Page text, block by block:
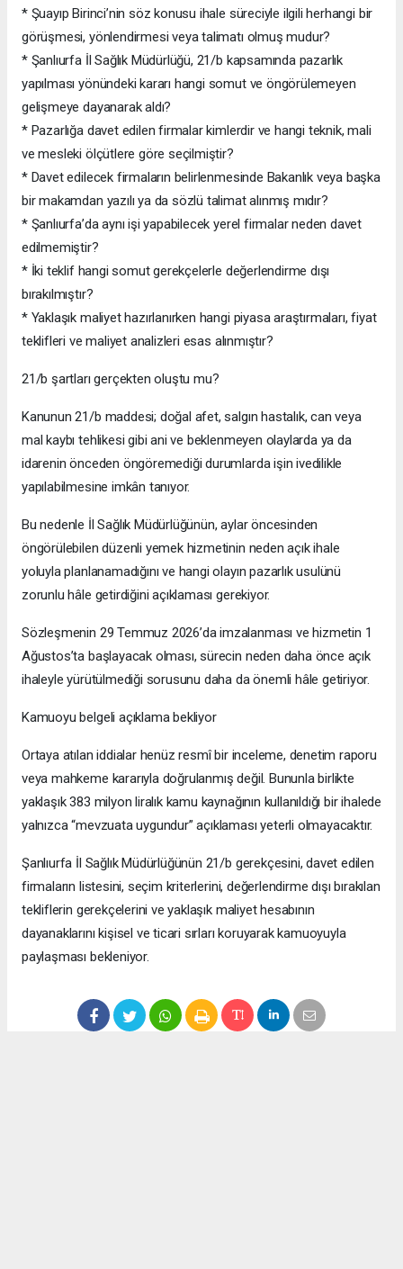
* Şuayıp Birinci’nin söz konusu ihale süreciyle ilgili herhangi bir
görüşmesi, yönlendirmesi veya talimatı olmuş mudur?
* Şanlıurfa İl Sağlık Müdürlüğü, 21/b kapsamında pazarlık
yapılması yönündeki kararı hangi somut ve öngörülemeyen
gelişmeye dayanarak aldı?
* Pazarlığa davet edilen firmalar kimlerdir ve hangi teknik, mali
ve mesleki ölçütlere göre seçilmiştir?
* Davet edilecek firmaların belirlenmesinde Bakanlık veya başka
bir makamdan yazılı ya da sözlü talimat alınmış mıdır?
* Şanlıurfa’da aynı işi yapabilecek yerel firmalar neden davet
edilmemiştir?
* İki teklif hangi somut gerekçelerle değerlendirme dışı
bırakılmıştır?
* Yaklaşık maliyet hazırlanırken hangi piyasa araştırmaları, fiyat
teklifleri ve maliyet analizleri esas alınmıştır?
21/b şartları gerçekten oluştu mu?
Kanunun 21/b maddesi; doğal afet, salgın hastalık, can veya
mal kaybı tehlikesi gibi ani ve beklenmeyen olaylarda ya da
idarenin önceden öngöremediği durumlarda işin ivedilikle
yapılabilmesine imkân tanıyor.
Bu nedenle İl Sağlık Müdürlüğünün, aylar öncesinden
öngörülebilen düzenli yemek hizmetinin neden açık ihale
yoluyla planlanamadığını ve hangi olayın pazarlık usulünü
zorunlu hâle getirdiğini açıklaması gerekiyor.
Sözleşmenin 29 Temmuz 2026’da imzalanması ve hizmetin 1
Ağustos’ta başlayacak olması, sürecin neden daha önce açık
ihaleyle yürütülmediği sorusunu daha da önemli hâle getiriyor.
Kamuoyu belgeli açıklama bekliyor
Ortaya atılan iddialar henüz resmî bir inceleme, denetim raporu
veya mahkeme kararıyla doğrulanmış değil. Bununla birlikte
yaklaşık 383 milyon liralık kamu kaynağının kullanıldığı bir ihalede
yalnızca “mevzuata uygundur” açıklaması yeterli olmayacaktır.
Şanlıurfa İl Sağlık Müdürlüğünün 21/b gerekçesini, davet edilen
firmaların listesini, seçim kriterlerini, değerlendirme dışı bırakılan
tekliflerin gerekçelerini ve yaklaşık maliyet hesabının
dayanaklarını kişisel ve ticari sırları koruyarak kamuoyuyla
paylaşması bekleniyor.